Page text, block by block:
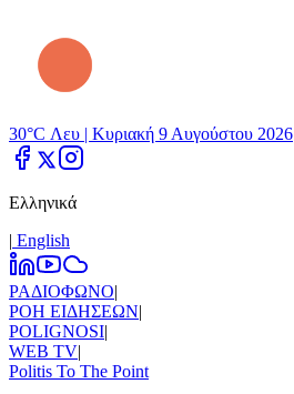
30°C Λευ | Κυριακή 9 Αυγούστου 2026
Ελληνικά
| Εnglish
ΡΑΔΙΟΦΩΝΟ|
ΡΟΗ ΕΙΔΗΣΕΩΝ|
POLIGNOSI|
WEB TV|
Politis To The Point